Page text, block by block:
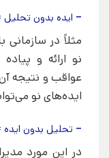
– ایده بدون تحلیل
مثلاً در سازمانی
نو ارائه و
عواقب و نتیجه
ایده‌های نو
– تحلیل بدون ایده
در این مورد